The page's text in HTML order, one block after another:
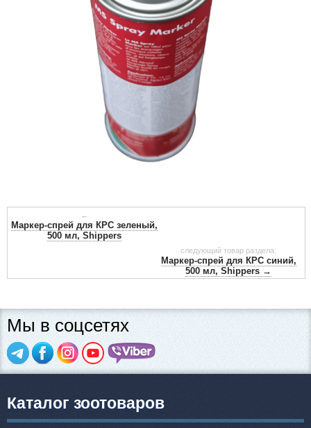
←
Маркер-спрей для КРС зеленый,
500 мл, Shippers
следующий товар раздела:
Маркер-спрей для КРС синий,
500 мл, Shippers →
Мы в соцсетях
Каталог зоотоваров